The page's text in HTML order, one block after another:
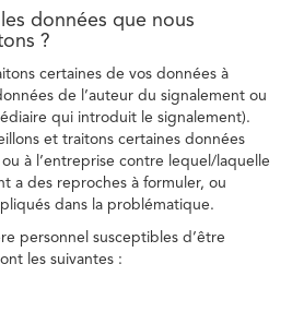
données que nous
?
certaines de vos données à
de l’auteur du signalement ou
qui introduit le signalement).
et traitons certaines données
à l’entreprise contre lequel/laquelle
a des reproches à formuler, ou
dans la problématique.
personnel susceptibles d’être
les suivantes :